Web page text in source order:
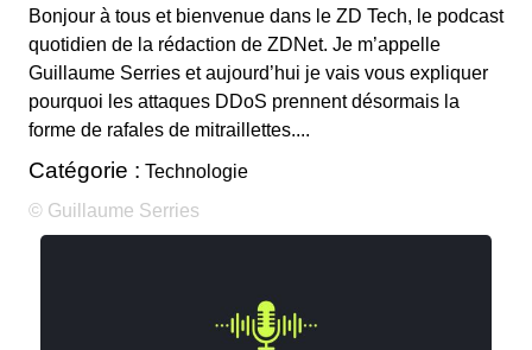
Bonjour à tous et bienvenue dans le ZD Tech, le podcast
quotidien de la rédaction de ZDNet. Je m’appelle
Guillaume Serries et aujourd’hui je vais vous expliquer
pourquoi les attaques DDoS prennent désormais la
forme de rafales de mitraillettes....
Catégorie : Technologie
© Guillaume Serries